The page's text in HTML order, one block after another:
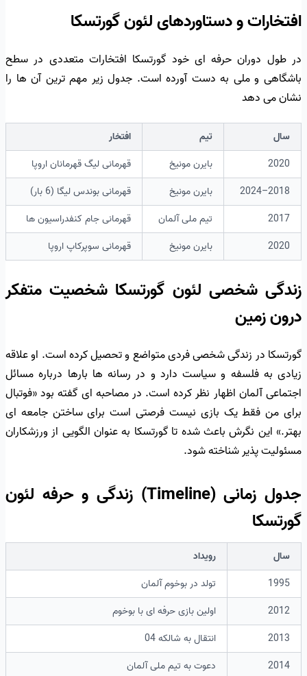
افتخارات و دستاوردهای لئون گورتسکا
در طول دوران حرفه ای خود گورتسکا افتخارات متعددی در سطح
باشگاهی و ملی به دست آورده است. جدول زیر مهم ترین آن ها را
نشان می دهد
سال تیم
افتخار
2020
بایرن مونیخ
قهرمانی لیگ قهرمانان اروپا
2018–2024
بایرن مونیخ
قهرمانی بوندس لیگا (6 بار)
2017
تیم ملی آلمان
قهرمانی جام کنفدراسیون ها
2020
بایرن مونیخ قهرمانی سوپرکاپ اروپا
زندگی شخصی لئون گورتسکا شخصیت متفکر
درون زمین
گورتسکا در زندگی شخصی فردی متواضع و تحصیل کرده است. او علاقه
زیادی به فلسفه و سیاست دارد و در رسانه ها بارها درباره مسائل
اجتماعی آلمان اظهار نظر کرده است. در مصاحبه ای گفته بود «فوتبال
برای من فقط یک بازی نیست فرصتی است برای ساختن جامعه ای
بهتر.» این نگرش باعث شده تا گورتسکا به عنوان الگویی از ورزشکاران
مسئولیت پذیر شناخته شود.
جدول زمانی (Timeline) زندگی و حرفه لئون
گورتسکا
سال
رویداد
1995
تولد در بوخوم آلمان
2012
اولین بازی حرفه ای با بوخوم
2013
انتقال به شالکه 04
2014
دعوت به تیم ملی آلمان